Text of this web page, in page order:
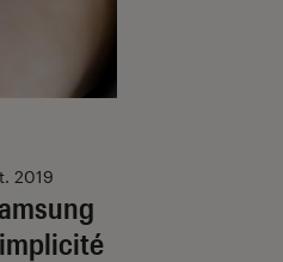
2019